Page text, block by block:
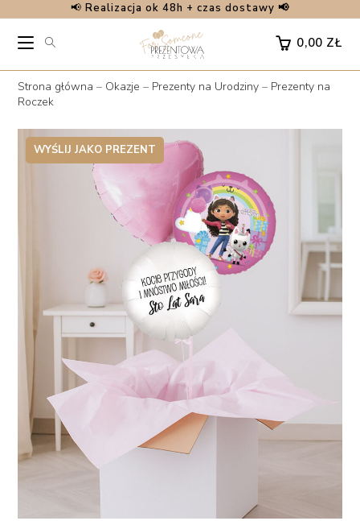
content
📢 Realizacja ok 48h + czas dostawy 📢
0,00 ZŁ
Strona główna – Okazje – Prezenty na Urodziny – Prezenty na
Roczek
WYŚLIJ JAKO PREZENT